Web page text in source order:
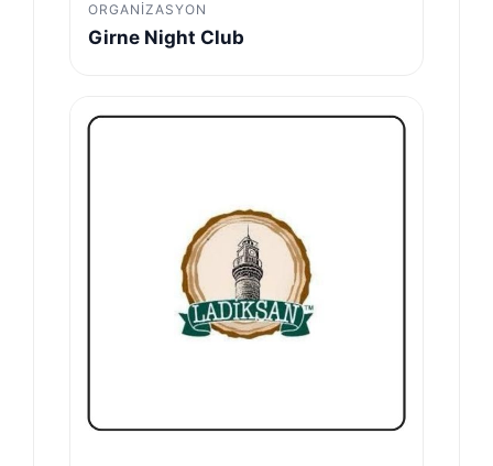
ORGANIZASYON
Girne Night Club